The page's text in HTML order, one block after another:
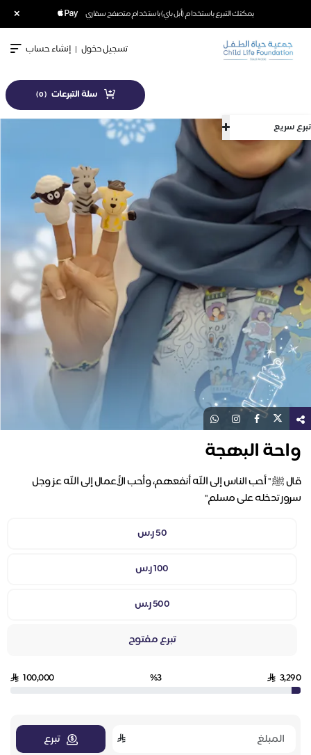
يمكنك التبرع باستخدام (أبل باي) باستخدام متصفح سفاري ×
تبرع سريع
تسجيل دخول | إنشاء حساب
سلة التبرعات (
0
)
واحة البهجة
قال ﷺ " أحب الناس إلى الله أنفعهم، وأحب الأعمال إلى الله عز وجل
سرور تدخله على مسلم"
50 ر.س
100 ر.س
500 ر.س
تبرع مفتوح
3,290
%3
100,000
تبرع